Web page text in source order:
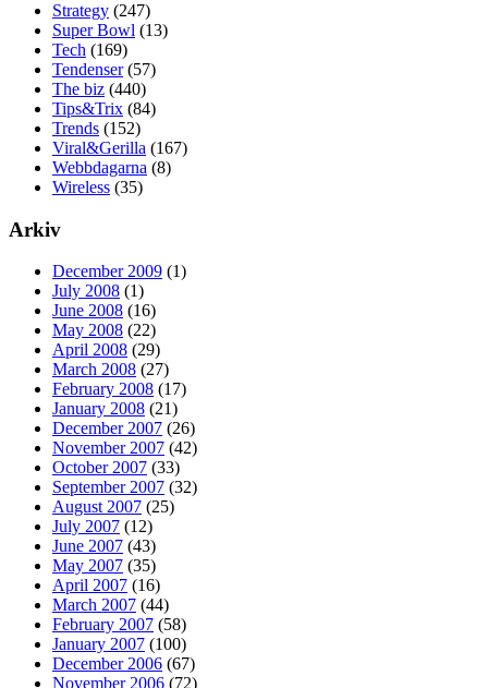
Strategy (247)
Super Bowl (13)
Tech (169)
Tendenser(57)
The biz (440)
Tips&Trix (84)
Trends (152)
Viral&Gerilla (167)
Webbdagarna (8)
Wireless (35)
Arkiv
December 2009 (1)
July 2008 (1)
June 2008 (16)
May 2008 (22)
April 2008 (29)
March 2008 (27)
February 2008 (17)
January 2008 (21)
December 2007 (26)
November 2007 (42)
October 2007 (33)
September 2007 (32)
August 2007 (25)
July 2007 (12)
June 2007 (43)
May 2007 (35)
April 2007 (16)
March 2007 (44)
February 2007 (58)
January 2007 (100)
December 2006 (67)
November 2006 (72)